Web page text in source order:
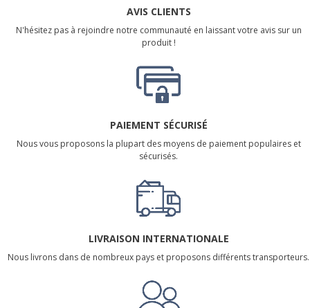
AVIS CLIENTS
N'hésitez pas à rejoindre notre communauté en laissant votre avis sur un
produit !
PAIEMENT SÉCURISÉ
Nous vous proposons la plupart des moyens de paiement populaires et
sécurisés.
LIVRAISON INTERNATIONALE
Nous livrons dans de nombreux pays et proposons différents transporteurs.